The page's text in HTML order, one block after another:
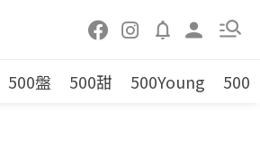
500盤 500甜 500Young 500